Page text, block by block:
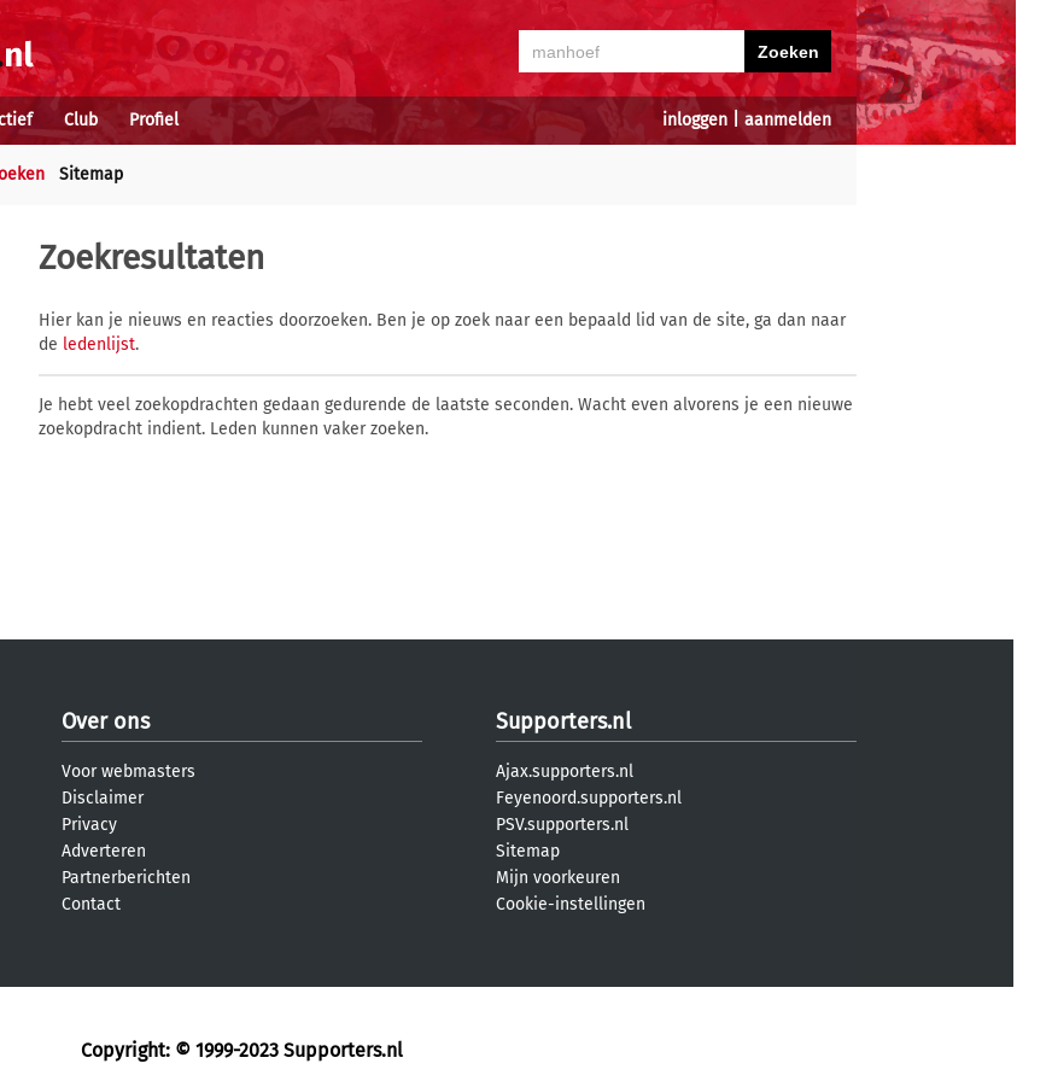
inloggen aanmelden
Club Profiel
Sitemap
Zoekresultaten
Hier kan je nieuws en reacties doorzoeken. Ben je op zoek naar een bepaald lid van de site, ga dan naar
de ledenlijst.
Je hebt veel zoekopdrachten gedaan gedurende de laatste seconden. Wacht even alvorens je een nieuwe
zoekopdracht indient. Leden kunnen vaker zoeken.
Over ons
Voor webmasters
Disclaimer
Privacy
Adverteren
Partnerberichten
Contact
Supporters.nl
Ajax.supporters.nl
Feyenoord.supporters.nl
PSV.supporters.nl
Sitemap
Mijn voorkeuren
Cookie-instellingen
Copyright: © 1999-2023 Supporters.nl